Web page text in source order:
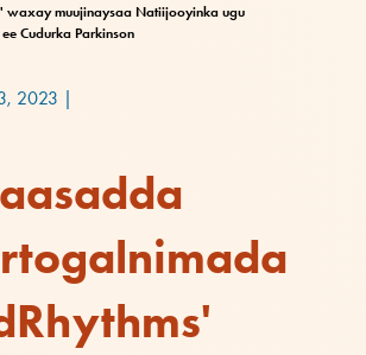
waxay muujinaysaa Natiijooyinka ugu
Cudurka Parkinson
2023 |